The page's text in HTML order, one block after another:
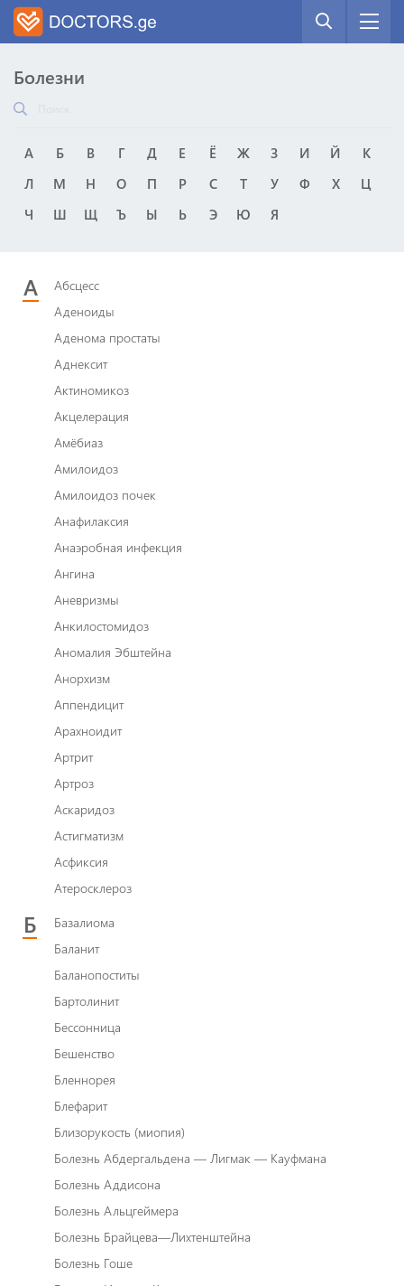
Болезни
А Б В Г Д Е Ё Ж З И Й
К
Л
М Н О П Р С Т У Ф Х
Ц
Ч
Ш Щ Ъ Ы Ь Э Ю Я
А
Абсцесс
Аденоиды
Аденома простаты
Аднексит
Актиномикоз
Акцелерация
Амёбиаз
Амилоидоз
Амилоидоз почек
Анафилаксия
Анаэробная инфекция
Ангина
Аневризмы
Анкилостомидоз
Аномалия Эбштейна
Анорхизм
Аппендицит
Арахноидит
Артрит
Артроз
Аскаридоз
Астигматизм
Асфиксия
Атеросклероз
Б
Базалиома
Баланит
Баланопоститы
Бартолинит
Бессонница
Бешенство
Бленнорея
Блефарит
Близорукость (миопия)
Болезнь Абдергальдена — Лигмак — Кауфмана
Болезнь Аддисона
Болезнь Альцгеймера
Болезнь Брайцева—Лихтенштейна
Болезнь Гоше